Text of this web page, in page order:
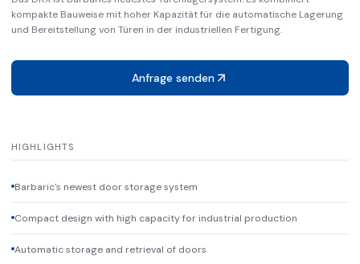
kompakte Bauweise mit hoher Kapazität für die automatische Lagerung
und Bereitstellung von Türen in der industriellen Fertigung.
Anfrage senden
HIGHLIGHTS
Barbaric's newest door storage system
Compact design with high capacity for industrial production
Automatic storage and retrieval of doors